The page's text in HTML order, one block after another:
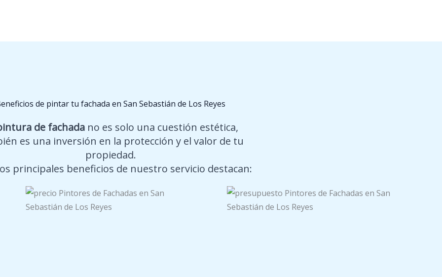
de pintar tu fachada en San Sebastián de Los Reyes
de fachada no es solo una cuestión estética,
es una inversión en la protección y el valor de tu
propiedad.
principales beneficios de nuestro servicio destacan: